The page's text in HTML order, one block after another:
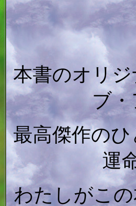
本書のオリ
ブ
最高傑作の
運
わたしがこ